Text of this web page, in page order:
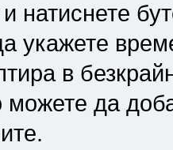
и натиснете
укажете
в
можете да